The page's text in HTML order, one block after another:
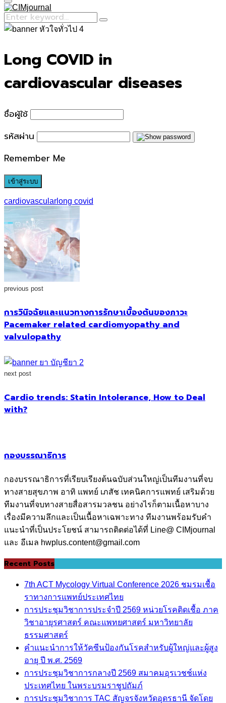
Primary
Menu
Search
for:
Search
Long COVID in
cardiovascular diseases
ชื่อผู้ใช้
รหัสผ่าน
Remember Me
cardiovascular long covid
previous post
การวินิจฉัยและแนวทางการรักษาเบื้องต้นของภาวะ
Pacemaker related cardiomyopathy and
valvulopathy
next post
Cardio trends: Statin Intolerance, How to Deal
with?
กองบรรณาธิการ
กองบรรณาธิการที่เรียบเรียงต้นฉบับส่วนใหญ่เป็นทีมงานที่จบ
ทางสายสุขภาพ อาทิ แพทย์ เภสัช เทคนิคการแพทย์ เสริมด้วย
ทีมงานที่จบทางสายสื่อสารมวลชน อย่างไรก็ตามเนื้อหาบาง
เรื่องมีความลึกและเป็นเนื้อหาเฉพาะทาง ทีมงานพร้อมรับคำ
แนะนำที่เป็นประโยชน์ สามารถติดต่อได้ที่ Line@ CIMjournal
และ อีเมล hwplus.content@gmail.com
Recent Posts
7th ACT Mycology Virtual Conference 2026 ชมรมเชื้อ
ราทางการแพทย์ประเทศไทย
การประชุมวิชาการประจำปี 2569 หน่วยโรคติดเชื้อ ภาค
วิชาอายุรศาสตร์ คณะแพทยศาสตร์ มหาวิทยาลัย
ธรรมศาสตร์
คำแนะนำการให้วัคซีนป้องกันโรคสำหรับผู้ใหญ่และผู้สูง
อายุ ปี พ.ศ. 2569
การประชุมวิชาการกลางปี 2569 สมาคมอุรเวชช์แห่ง
ประเทศไทย ในพระบรมราชูปถัมภ์
การประชุมวิชาการ TAC สัญจรจังหวัดอุดรธานี จัดโดย